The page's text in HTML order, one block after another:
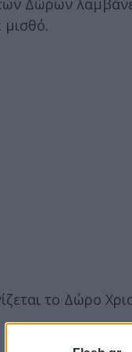
Δώρων
μισθό.
το Δώρο